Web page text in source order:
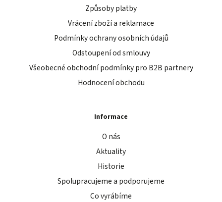
Způsoby platby
Vrácení zboží a reklamace
Podmínky ochrany osobních údajů
Odstoupení od smlouvy
Všeobecné obchodní podmínky pro B2B partnery
Hodnocení obchodu
Informace
O nás
Aktuality
Historie
Spolupracujeme a podporujeme
Co vyrábíme